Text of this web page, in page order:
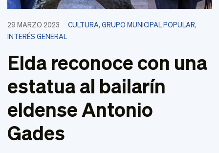
29 MARZO 2023 CULTURA, GRUPO MUNICIPAL POPULAR,
INTERÉS GENERAL
Elda reconoce con una
estatua al bailarín
eldense Antonio
Gades